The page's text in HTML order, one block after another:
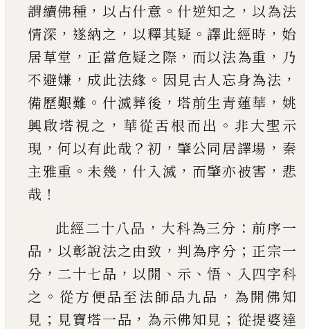
謂續佛種 ， 以占什意 。 什逆知之 ， 以為法
情深 ， 遂納之 ， 以釋其疑 。 譯此經時 ， 始
居草堂 ， 正當危疑之際 ， 而以法為重 ， 乃
不避嫌 ， 成此法緣 。 因見古人忘身為法 ，
備歷艱難 。 什滅葬後 ，塔前生青蓮華 ， 姚
興啟塔視之 ， 華從舌根而出 。 非大聖示
現 ，何以有此哉 ？ 初 ， 肇公同居譯場 ， 秦
主雅重 。 未幾 ， 什入滅 ， 而肇亦被害 ， 悲
哉 ！
此經二十八品 ， 大科為三分 ： 前序一
品 ， 以彰說法之由致 ， 判為序分 ； 正宗一
分 ， 二十七品 ， 以開 、 示 、悟 、 入四字科
之 。 從方便品至法師品九品 ， 為開佛知
見 ； 見寶塔一品 ， 為示佛知見 ； 從提婆達